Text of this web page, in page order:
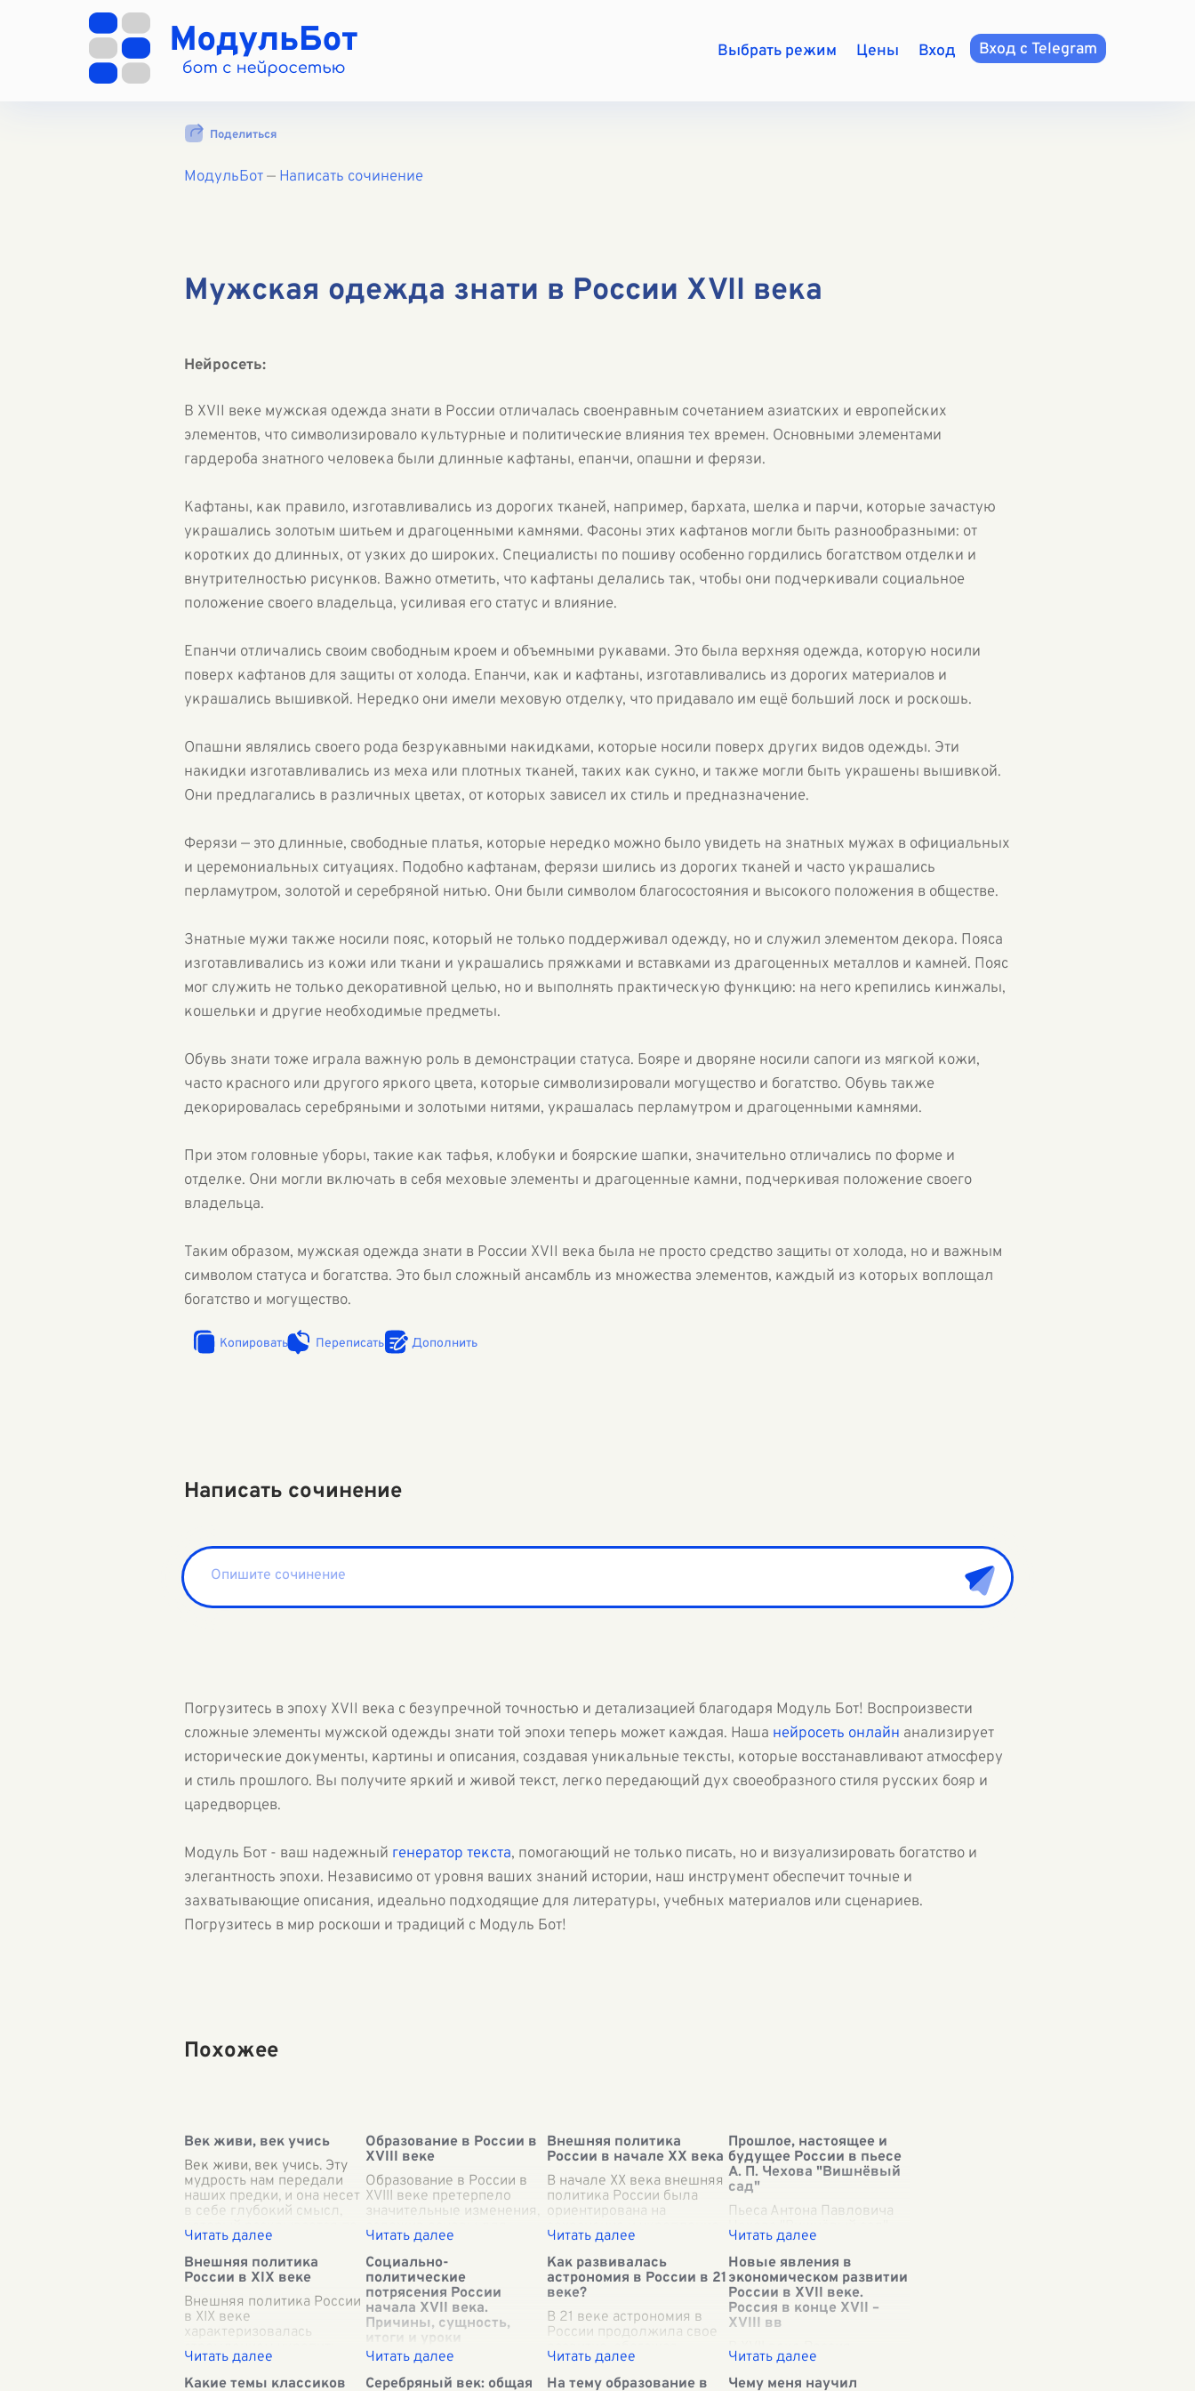
Выбрать режим Цены Вход Вход с Telegram
Поделиться
МодульБот— Написать сочинение
Мужская одежда знати в России XVII века
Нейросеть:
В XVII веке мужская одежда знати в России отличалась своенравным сочетанием азиатских и европейских
элементов, что символизировало культурные и политические влияния тех времен. Основными элементами
гардероба знатного человека были длинные кафтаны, епанчи, опашни и ферязи.
Кафтаны, как правило, изготавливались из дорогих тканей, например, бархата, шелка и парчи, которые зачастую
украшались золотым шитьем и драгоценными камнями. Фасоны этих кафтанов могли быть разнообразными: от
коротких до длинных, от узких до широких. Специалисты по пошиву особенно гордились богатством отделки и
внутрителностью рисунков. Важно отметить, что кафтаны делались так, чтобы они подчеркивали социальное
положение своего владельца, усиливая его статус и влияние.
Епанчи отличались своим свободным кроем и объемными рукавами. Это была верхняя одежда, которую носили
поверх кафтанов для защиты от холода. Епанчи, как и кафтаны, изготавливались из дорогих материалов и
украшались вышивкой. Нередко они имели меховую отделку, что придавало им ещё больший лоск и роскошь.
Опашни являлись своего рода безрукавными накидками, которые носили поверх других видов одежды. Эти
накидки изготавливались из меха или плотных тканей, таких как сукно, и также могли быть украшены вышивкой.
Они предлагались в различных цветах, от которых зависел их стиль и предназначение.
Ферязи — это длинные, свободные платья, которые нередко можно было увидеть на знатных мужах в официальных
и церемониальных ситуациях. Подобно кафтанам, ферязи шились из дорогих тканей и часто украшались
перламутром, золотой и серебряной нитью. Они были символом благосостояния и высокого положения в обществе.
Знатные мужи также носили пояс, который не только поддерживал одежду, но и служил элементом декора. Пояса
изготавливались из кожи или ткани и украшались пряжками и вставками из драгоценных металлов и камней. Пояс
мог служить не только декоративной целью, но и выполнять практическую функцию: на него крепились кинжалы,
кошельки и другие необходимые предметы.
Обувь знати тоже играла важную роль в демонстрации статуса. Бояре и дворяне носили сапоги из мягкой кожи,
часто красного или другого яркого цвета, которые символизировали могущество и богатство. Обувь также
декорировалась серебряными и золотыми нитями, украшалась перламутром и драгоценными камнями.
При этом головные уборы, такие как тафья, клобуки и боярские шапки, значительно отличались по форме и
отделке. Они могли включать в себя меховые элементы и драгоценные камни, подчеркивая положение своего
владельца.
Таким образом, мужская одежда знати в России XVII века была не просто средство защиты от холода, но и важным
символом статуса и богатства. Это был сложный ансамбль из множества элементов, каждый из которых воплощал
богатство и могущество.
Копировать Переписать Дополнить
Написать сочинение
Погрузитесь в эпоху XVII века с безупречной точностью и детализацией благодаря Модуль Бот! Воспроизвести
сложные элементы мужской одежды знати той эпохи теперь может каждая. Наша нейросеть онлайн анализирует
исторические документы, картины и описания, создавая уникальные тексты, которые восстанавливают атмосферу
и стиль прошлого. Вы получите яркий и живой текст, легко передающий дух своеобразного стиля русских бояр и
царедворцев.
Модуль Бот - ваш надежный генератор текста, помогающий не только писать, но и визуализировать богатство и
элегантность эпохи. Независимо от уровня ваших знаний истории, наш инструмент обеспечит точные и
захватывающие описания, идеально подходящие для литературы, учебных материалов или сценариев.
Погрузитесь в мир роскоши и традиций с Модуль Бот!
Похожее
Век живи, век учись
Век живи, век учись. Эту
мудрость нам передали
наших предки, и она несет
в себе глубокий смысл,
который раскрывается по
мере нашего взросления и
понимания мира. Учиться –
это не то...
Образование в России в
XVIII веке
Образование в России в
XVIII веке претерпело
значительные изменения,
заложив основы для
дальнейшего развития
научного и
образовательного
потенциала страны. Этот
период ознаменовалс
Внешняя политика
России в начале XX века
В начале XX века внешняя
политика России была
ориентирована на
сохранение и укрепление
имперского влияния, а
также на обеспечение
стабильности в Европе и
Азии. Этот период
ознамено
Прошлое, настоящее и
будущее России в пьесе
А. П. Чехова "Вишнёвый
сад"
Пьеса Антона Павловича
Чехова "Вишнёвый сад"
представляет собой
сложное и многослойное
произведение, которое
вбирает в себя прошлое,
настоящее и будущее
России. Написанная в 1903
г ...
Внешняя политика
России в XIX веке
Внешняя политика России
в XIX веке
характеризовалась
стремлением укрепить
влияние на
международной арене,
Социально-
политические
потрясения России
начала XVII века.
Причины, сущность,
итоги и уроки
Социально-политические
потрясения России начала
Как развивалась
астрономия в России в 21
веке?
В 21 веке астрономия в
России продолжила свое
развитие, обогащая
научное сообщество
важными открытиями и
Новые явления в
экономическом развитии
России в XVII веке.
Россия в конце XVII –
XVIII вв
В XVII веке Россия
находилась на пороге
значительных
Какие темы классиков
Серебряный век: общая
На тему образование в
Чему меня научил